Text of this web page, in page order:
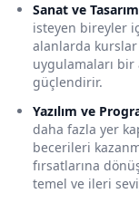
Sanat ve
isteyen bireyler
alanlarda
uygulamaları
güçlendirir.
Yazılım ve
daha fazla yer
becerileri
fırsatlarına
temel ve ileri